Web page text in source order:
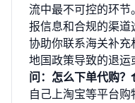
流中最不可控的环
报信息和合规的渠
协助你联系海关补
地国政策导致的退运
问：怎么下单代购？
自己上淘宝等平台